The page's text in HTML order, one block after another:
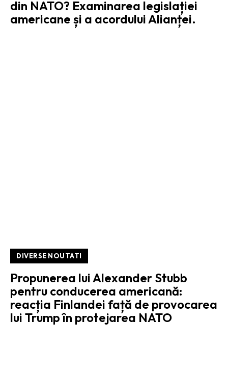
din NATO? Examinarea legislației
americane și a acordului Alianței.
DIVERSE NOUTATI
Propunerea lui Alexander Stubb
pentru conducerea americană:
reacția Finlandei față de provocarea
lui Trump în protejarea NATO